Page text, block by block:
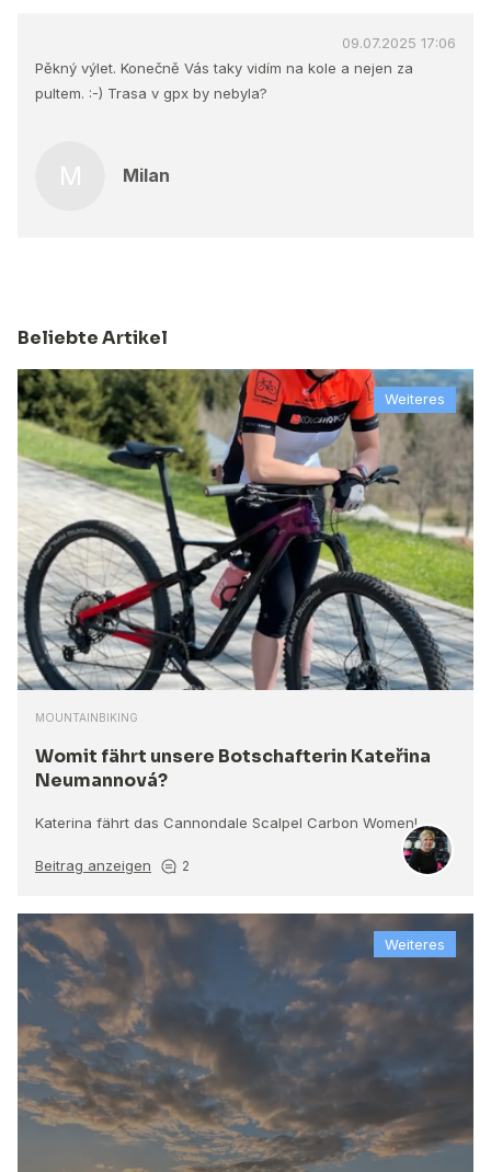
Pěkný výlet. Konečně Vás taky vidím na kole a nejen za
pultem. :-) Trasa v gpx by nebyla?
09.07.2025 17:06
M Milan
Beliebte Artikel
Weiteres
MOUNTAINBIKING
Womit fährt unsere Botschafterin Kateřina
Neumannová?
Katerina fährt das Cannondale Scalpel Carbon Women!
Beitrag anzeigen 2
Weiteres